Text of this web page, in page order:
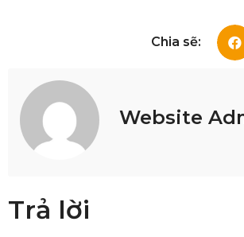
Chia sẽ:
Website
Trả lời